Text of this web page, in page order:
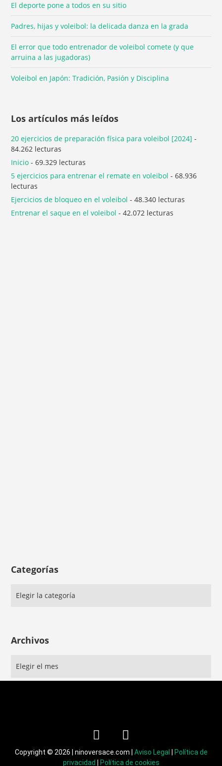
El deporte pone a todos en su sitio
Padres, hijas y voleibol: la delicada danza en la grada
El error que todo entrenador de voleibol comete (y que
arruina a las jugadoras)
Voleibol en Japón: Tradición, Pasión y Disciplina
Los artículos más leídos
20 ejercicios de preparación física para voleibol [2024] -
84.262 lecturas
Inicio - 69.329 lecturas
5 ejercicios para entrenar el remate en voleibol - 68.936
lecturas
Ejercicios de bloqueo en el voleibol - 48.340 lecturas
Entrenar el saque en el voleibol - 42.072 lecturas
Categorías
Archivos
Copyright © 2026 | ninoversace.com | Aviso Legal
Política de
privacidad
Política de cookies